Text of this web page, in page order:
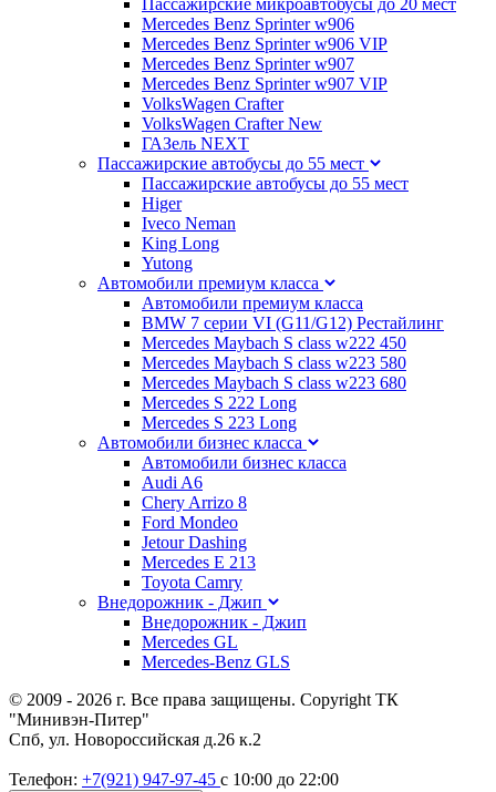
Пассажирские микроавтобусы до 20 мест
Mercedes Benz Sprinter w906
Mercedes Benz Sprinter w906 VIP
Mercedes Benz Sprinter w907
Mercedes Benz Sprinter w907 VIP
VolksWagen Crafter
VolksWagen Crafter New
ГАЗель NEXT
Пассажирские автобусы до 55 мест
Пассажирские автобусы до 55 мест
Higer
Iveco Neman
King Long
Yutong
Автомобили премиум класса
Автомобили премиум класса
BMW 7 серии VI (G11/G12) Рестайлинг
Mercedes Maybach S class w222 450
Mercedes Maybach S class w223 580
Mercedes Maybach S class w223 680
Mercedes S 222 Long
Mercedes S 223 Long
Автомобили бизнес класса
Автомобили бизнес класса
Audi A6
Chery Arrizo 8
Ford Mondeo
Jetour Dashing
Mercedes E 213
Toyota Camry
Внедорожник - Джип
Внедорожник - Джип
Mercedes GL
Mercedes-Benz GLS
© 2009 - 2026 г. Все права защищены. Copyright ТК
"Mинивэн-Питер"
Спб, ул. Новороссийская д.26 к.2
Телефон: +7(921) 947-97-45 с 10:00 до 22:00